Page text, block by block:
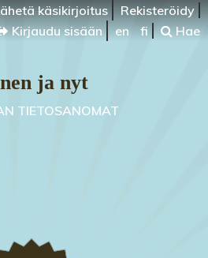
käsikirjoitus
Rekisteröidy
Kirjaudu sisään
en fi Hae
ja nyt
TIETOSANOMAT